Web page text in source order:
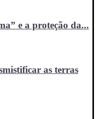
e a proteção da...
as terras